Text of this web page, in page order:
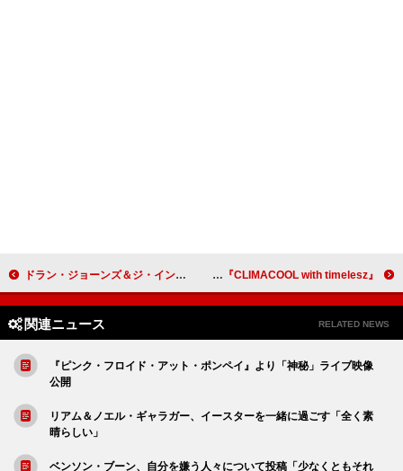
ドラン・ジョーンズ＆ジ・インディケーションズ、「Flower Moon」のMV公開 『CLIMACOOL with timelesz』SPムービー公開、ABC-MART限定の店内放送や“先着ノベルティ”も
関連ニュース RELATED NEWS
『ピンク・フロイド・アット・ポンペイ』より「神秘」ライブ映像
公開
リアム＆ノエル・ギャラガー、イースターを一緒に過ごす「全く素
晴らしい」
ベンソン・ブーン、自分を嫌う人々について投稿「少なくともそれ